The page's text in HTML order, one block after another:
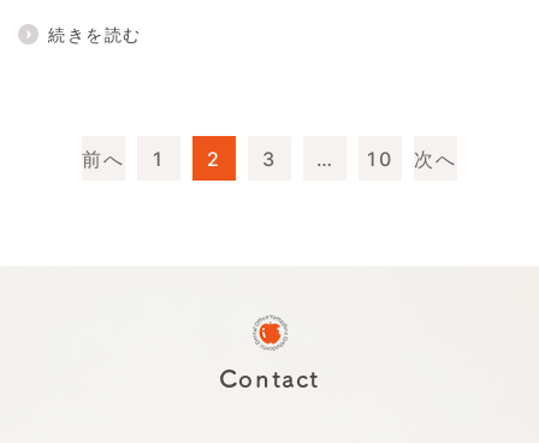
続きを読む
投
ー
ジ
前へ 1 2 3 … 10 次へ
Contact